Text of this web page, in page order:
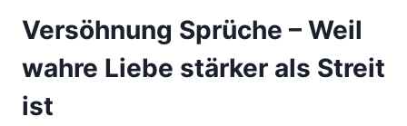
Versöhnung Sprüche – Weil
wahre Liebe stärker als Streit
ist